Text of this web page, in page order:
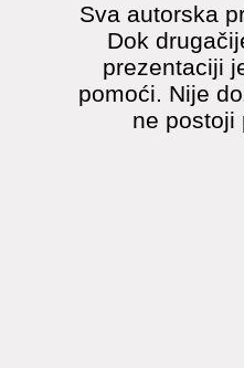
Sva autorska
Dok
prezentaciji
pomoći. Nije
ne postoji